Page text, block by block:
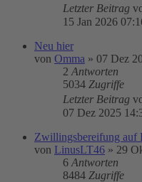
Letzter Beitrag
15 Jan 2026
Neu hier
von Omma » 07 Dez
2 Antworten
5034 Zugriffe
Letzter Beitrag
07 Dez 2025
Zwillingsbereifung auf
von LinusLT46 » 29
6 Antworten
8484 Zugriffe